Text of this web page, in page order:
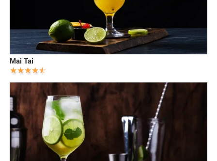
Mai Tai